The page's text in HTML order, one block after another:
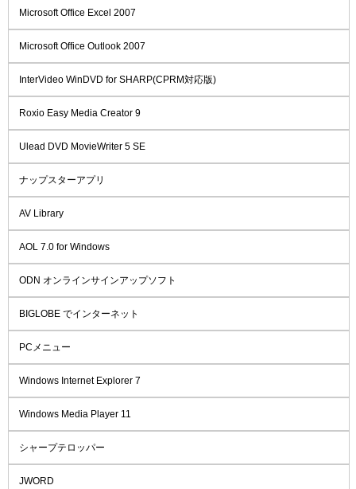
Microsoft Office Excel 2007
Microsoft Office Outlook 2007
InterVideo WinDVD for SHARP(CPRM対応版)
Roxio Easy Media Creator 9
Ulead DVD MovieWriter 5 SE
ナップスターアプリ
AV Library
AOL 7.0 for Windows
ODN オンラインサインアップソフト
BIGLOBE でインターネット
PCメニュー
Windows Internet Explorer 7
Windows Media Player 11
シャープテロッパー
JWORD